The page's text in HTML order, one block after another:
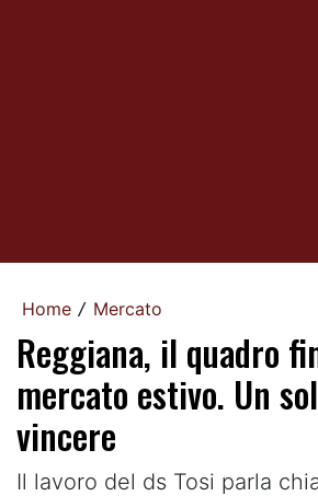
Home / Mercato
Reggiana, il quadro
mercato estivo. Un
vincere
Il lavoro del ds Tosi parla